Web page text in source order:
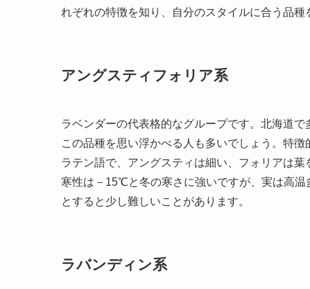
れぞれの特徴を知り、自分のスタイルに合う品種
アングスティフォリア系
ラベンダーの代表格的なグループです。北海道
この品種を思い浮かべる人も多いでしょう。特
ラテン語で、アングスティは細い、フォリアは
寒性は－15℃と冬の寒さに強いですが、実は高
とすると少し難しいことがあります。
ラバンディン系